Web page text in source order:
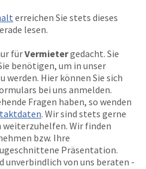
erreichen Sie stets dieses
lesen.
fürVermietergedacht. Sie
benötigen, um in unser
werden. Hier können Sie sich
bei uns anmelden.
Fragen haben, so wenden
. Wir sind stets gerne
weiterzuhelfen. Wir finden
bzw. Ihre
Präsentation.
unverbindlich von uns beraten -